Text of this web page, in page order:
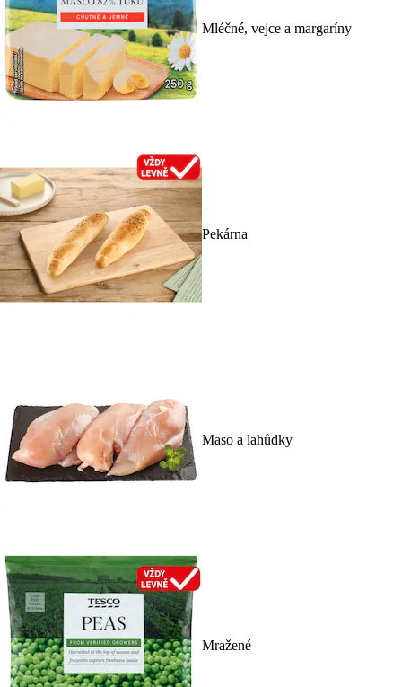
Mléčné, vejce a margaríny
Pekárna
Maso a lahůdky
Mražené